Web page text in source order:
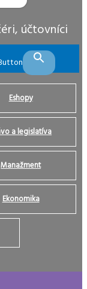
účtovníci
Eshopy
a legislatíva
Manažment
Ekonomika